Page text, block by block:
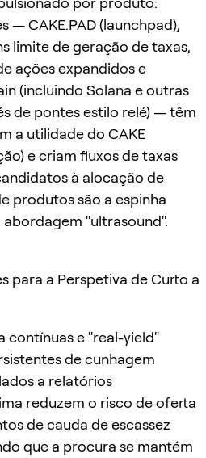
— CAKE.PAD (launchpad),
limite de geração de taxas,
ações expandidos e
(incluindo Solana e outras
de pontes estilo relé) — têm
a utilidade do CAKE
e criam fluxos de taxas
à alocação de
produtos são a espinha
"ultrasound".
para a Perspetiva de Curto a
contínuas e "real-yield"
de cunhagem
a relatórios
reduzem o risco de oferta
de cauda de escassez
que a procura se mantém